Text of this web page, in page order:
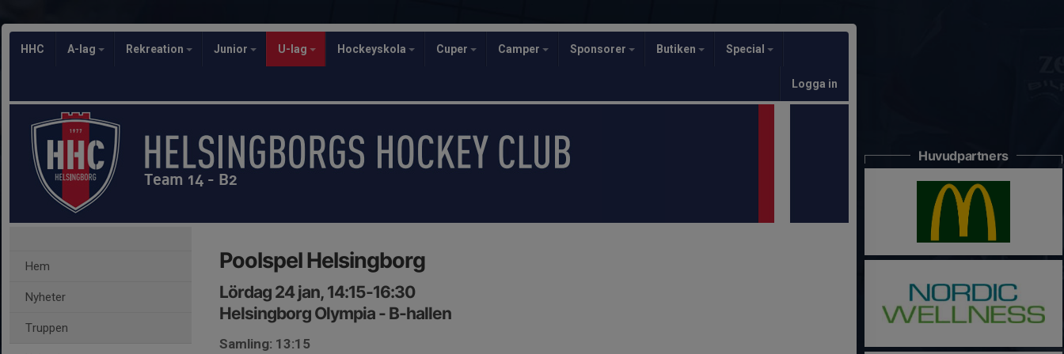
HHC A-lag Rekreation Junior U-lag Hockeyskola Cuper Camper Sponsorer Butiken Special
Logga in
Team 14 - B2
Hem
Nyheter
Truppen
Poolspel Helsingborg
Lördag 24 jan, 14:15-16:30
Helsingborg Olympia - B-hallen
Samling: 13:15
Huvudpartners